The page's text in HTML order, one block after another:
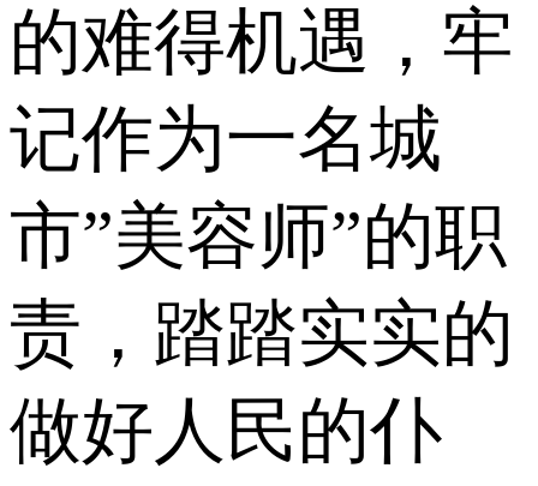
的难得机遇，牢
记作为一名城
市”美容师”的职
责，踏踏实实的
做好人民的仆